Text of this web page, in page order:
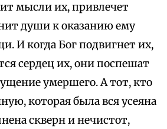
мысли их, привлечет
души к оказанию ему
И когда Бог подвигнет их,
сердец их, они поспешат
умершего. А тот, кто
которая была вся усеяна
скверн и нечистот,